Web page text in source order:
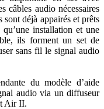
câbles audio nécessaires
déjà appairés et prêts
installation et une
ils forment un set de
sans fil le signal audio
du modèle d’aide
audio via un diffuseur
Air II.